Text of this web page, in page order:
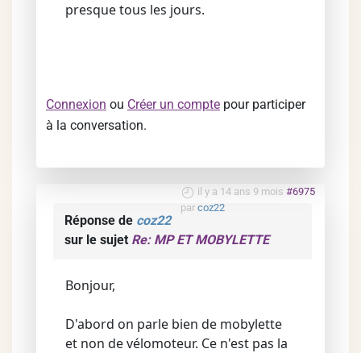
presque tous les jours.
Connexion ou Créer un compte pour participer
à la conversation.
il y a 14 ans 9 mois #6975
par coz22
Réponse de coz22
sur le sujet Re: MP ET MOBYLETTE
Bonjour,
D'abord on parle bien de mobylette
et non de vélomoteur. Ce n'est pas la